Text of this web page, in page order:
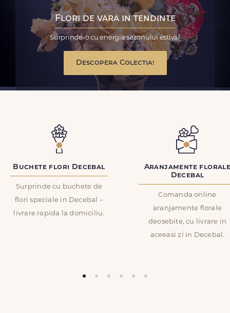
Flori de vara in tendinte
Surprinde-o cu energia sezonului estival
Descopera Colectia!
Buchete flori Decebal
Surprinde cu buchete de
flori speciale in Decebal –
livrare rapida la domiciliu.
Aranjamente
Decebal
Comanda online
aranjamente florale
deosebite, cu livrare in
aceeasi zi in Decebal.